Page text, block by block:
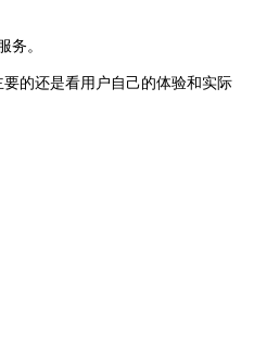
务。
的还是看用户自己的体验和实际